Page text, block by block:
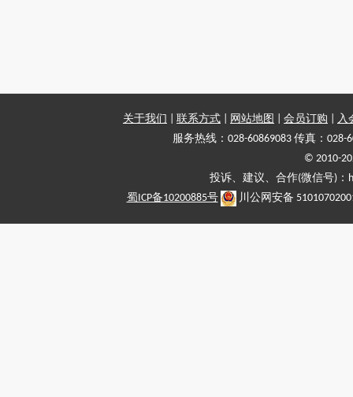
关于我们 联系方式 网站地图 会员订购
入
服务热线：028-60869083 传真：028-
© 2010-
投诉、建议、合作(微信号)
蜀ICP备10200885号
川公网安备